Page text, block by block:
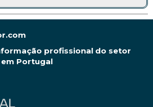
profissional do setor
Portugal